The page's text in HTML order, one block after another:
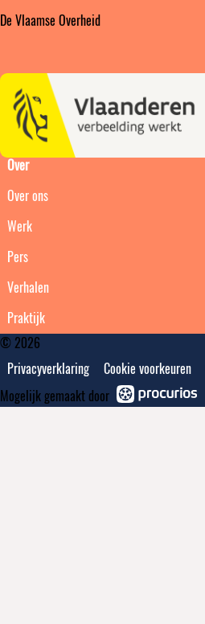
Over
Over ons
Werk
Pers
Verhalen
Praktijk
De Vlaamse Overheid
© 2026
Privacyverklaring
Cookie voorkeuren
Mogelijk gemaakt door